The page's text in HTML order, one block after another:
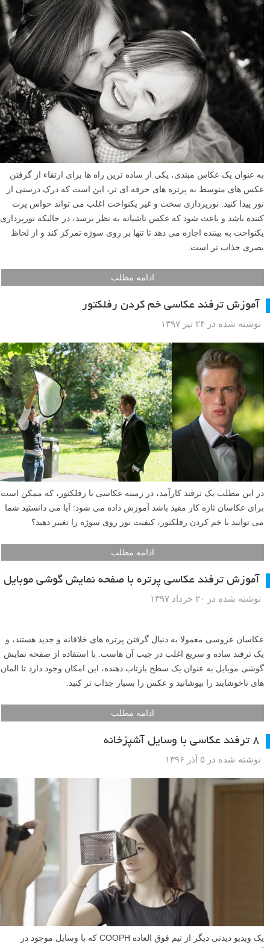
های پرتره شما – ایده هایی عالی برای عکاسی در خانه یا فضای باز. اجازه
دهید بیشتر توضیح ندهیم تا با دیدن خود ویدیو لذت ببرید. اگر اهل خلاقیت در
عکاسی هستید، تماشای این ویدیو را از دست ندهید.
ادامه مطلب
آموزش نحوه دیدن نور برای عکاسی پرتره: راهنمای سریع
برای مبتدیان
نوشته شده در ۲۰ مرداد ۱۳۹۷
به عنوان یک عکاس مبتدی، یکی از ساده ترین راه ها برای ارتقاء از گرفتن
عکس های متوسط به پرتره های حرفه ای تر، این است که درک درستی از
نور پیدا کنید. نورپردازی سخت و غیر یکنواخت اغلب می تواند حواس پرت
کننده باشد و باعث شود که عکس ناشیانه به نظر برسد، در حالیکه نورپردازی
یکنواخت به بیننده اجازه می دهد تا تنها بر روی سوژه تمرکز کند و از لحاظ
بصری جذاب تر است.
ادامه مطلب
آموزش ترفند عکاسی خم کردن رفلکتور
نوشته شده در ۲۴ تیر ۱۳۹۷
در این مطلب یک ترفند کارآمد، در زمینه عکاسی با رفلکتور، که ممکن است
برای عکاسان تازه کار مفید باشد آموزش داده می شود: آیا می دانستید شما
می توانید با خم کردن رفلکتور، کیفیت نور روی سوژه را تغییر دهید؟
ادامه مطلب
آموزش ترفند عکاسی پرتره با صفحه نمایش گوشی موبایل
نوشته شده در ۲۰ خرداد ۱۳۹۷
عکاسان عروسی معمولا به دنبال گرفتن پرتره های خلاقانه و جدید هستند، و